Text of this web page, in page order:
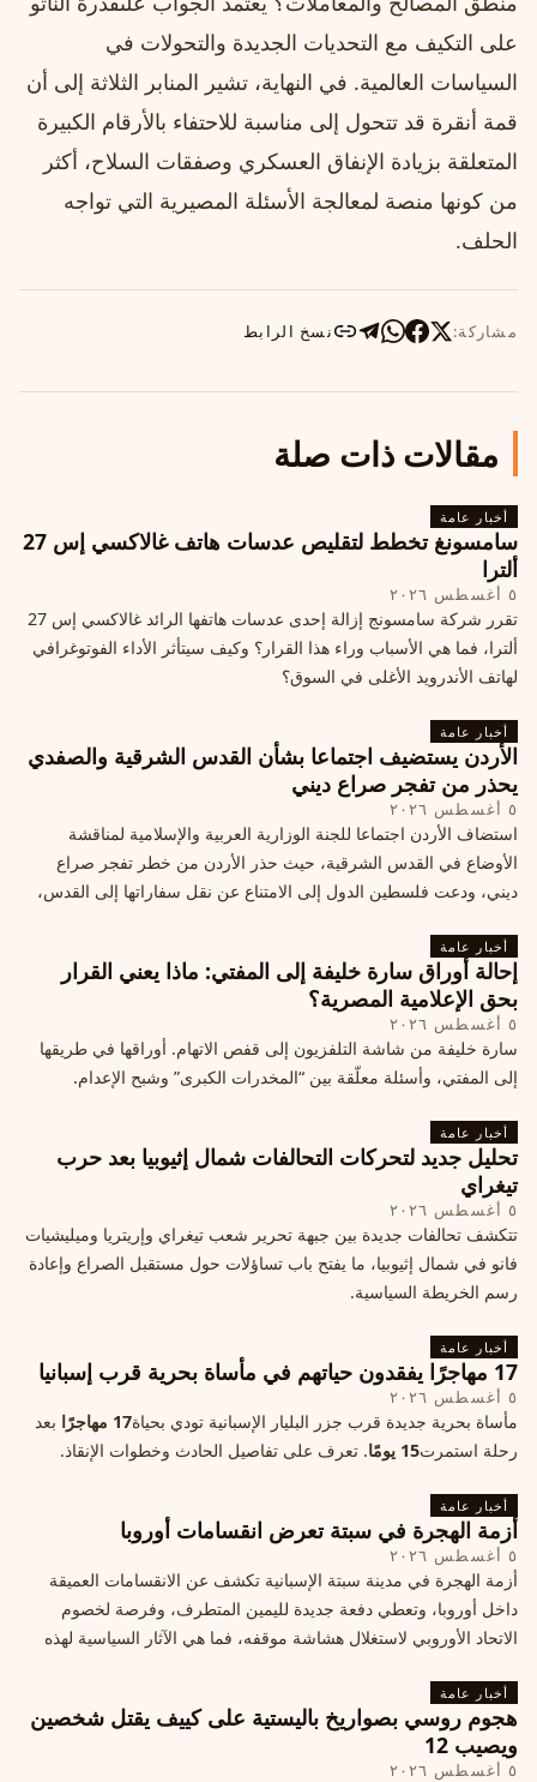
على التكيف مع التحديات الجديدة والتحولات في
السياسات العالمية. في النهاية، تشير المنابر الثلاثة إلى أن
قمة أنقرة قد تتحول إلى مناسبة للاحتفاء بالأرقام الكبيرة
المتعلقة بزيادة الإنفاق العسكري وصفقات السلاح، أكثر
من كونها منصة لمعالجة الأسئلة المصيرية التي تواجه
الحلف.
مشاركة: نسخ الرابط
مقالات ذات صلة
أخبار عامة
سامسونغ تخطط لتقليص عدسات هاتف غالاكسي إس 27
ألترا
٥ أغسطس ٢٠٢٦
تقرر شركة سامسونج إزالة إحدى عدسات هاتفها الرائد غالاكسي إس 27
ألترا، فما هي الأسباب وراء هذا القرار؟ وكيف سيتأثر الأداء الفوتوغرافي
لهاتف الأندرويد الأغلى في السوق؟
أخبار عامة
الأردن يستضيف اجتماعا بشأن القدس الشرقية والصفدي
يحذر من تفجر صراع ديني
٥ أغسطس ٢٠٢٦
استضاف الأردن اجتماعا للجنة الوزارية العربية والإسلامية لمناقشة
الأوضاع في القدس الشرقية، حيث حذر الأردن من خطر تفجر صراع
ديني، ودعت فلسطين الدول إلى الامتناع عن نقل سفاراتها إلى القدس،
أخبار عامة
إحالة أوراق سارة خليفة إلى المفتي: ماذا يعني القرار
بحق الإعلامية المصرية؟
٥ أغسطس ٢٠٢٦
سارة خليفة من شاشة التلفزيون إلى قفص الاتهام. أوراقها في طريقها
إلى المفتي، وأسئلة معلّقة بين “المخدرات الكبرى” وشبح الإعدام.
أخبار عامة
تحليل جديد لتحركات التحالفات شمال إثيوبيا بعد حرب
تيغراي
٥ أغسطس ٢٠٢٦
تتكشف تحالفات جديدة بين جبهة تحرير شعب تيغراي وإريتريا وميليشيات
فانو في شمال إثيوبيا، ما يفتح باب تساؤلات حول مستقبل الصراع وإعادة
رسم الخريطة السياسية.
أخبار عامة
17 مهاجرًا يفقدون حياتهم في مأساة بحرية قرب إسبانيا
٥ أغسطس ٢٠٢٦
مأساة بحرية جديدة قرب جزر البليار الإسبانية تودي بحياة17 مهاجرًا
بعد
رحلة استمرت15 يومًا . تعرف على تفاصيل الحادث وخطوات الإنقاذ.
أخبار عامة
أزمة الهجرة في سبتة تعرض انقسامات أوروبا
٥ أغسطس ٢٠٢٦
أزمة الهجرة في مدينة سبتة الإسبانية تكشف عن الانقسامات العميقة
داخل أوروبا، وتعطي دفعة جديدة لليمين المتطرف، وفرصة لخصوم
الاتحاد الأوروبي لاستغلال هشاشة موقفه، فما هي الآثار السياسية لهذه
أخبار عامة
هجوم روسي بصواريخ باليستية على كييف يقتل شخصين
ويصيب 12
٥ أغسطس ٢٠٢٦